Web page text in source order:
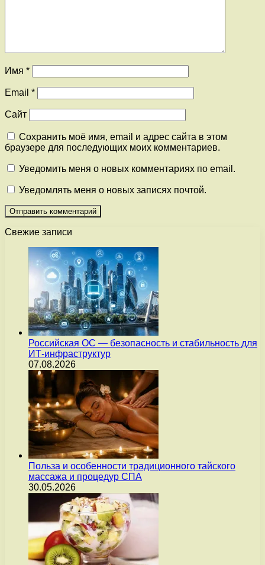
Имя *
Email *
Сайт
Сохранить моё имя, email и адрес сайта в этом
браузере для последующих моих комментариев.
Уведомить меня о новых комментариях по email.
Уведомлять меня о новых записях почтой.
Свежие записи
Российская ОС — безопасность и стабильность для
ИТ-инфраструктур
07.08.2026
Польза и особенности традиционного тайского
массажа и процедур СПА
30.05.2026